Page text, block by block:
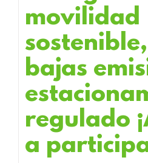
movilidad
bajas
regulado
a